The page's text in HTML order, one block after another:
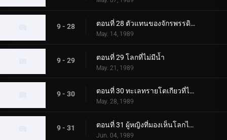
9 - 28 ตอนที่ 28 ตัวแทนของจักรพรรดิผู้ยิ่งใหญ่
May. 14, 1989
9 - 29 ตอนที่ 29 โลกที่ไม่มีน้ำ
May. 21, 1989
9 - 30 ตอนที่ 30 ทะเลทรายโตเกียวที่ไม่มีวันพรุ่งนี้
May. 28, 1989
9 - 31 ตอนที่ 31 ผู้หญิงที่มองเห็นโลกไคมะ
Jun. 04, 1989